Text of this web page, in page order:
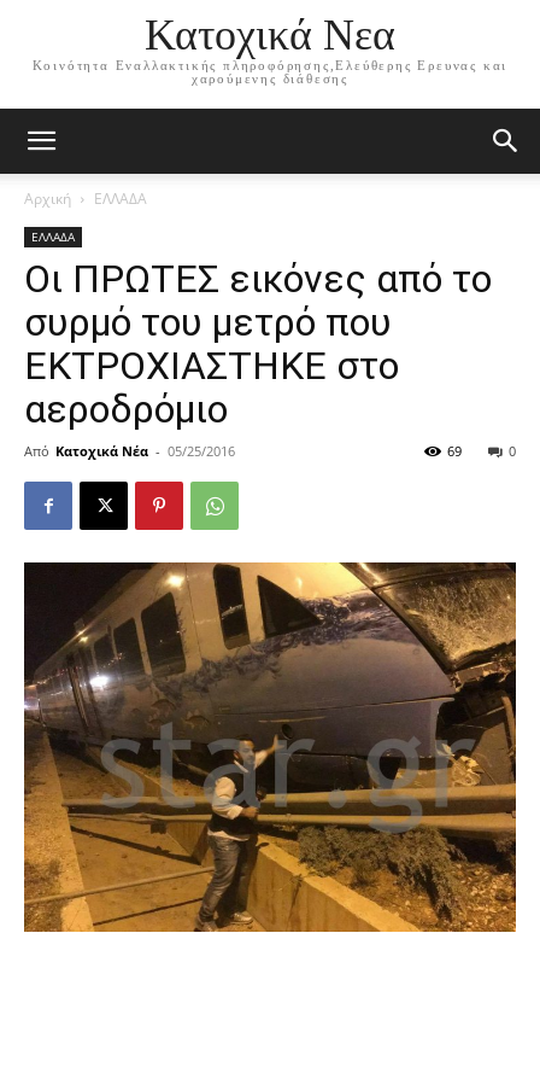
Κατοχικά Νεα
Κοινότητα Εναλλακτικής πληροφόρησης,Ελεύθερης Ερευνας και
χαρούμενης διάθεσης
Αρχική ΕΛΛΑΔΑ
ΕΛΛΑΔΑ
Οι ΠΡΩΤΕΣ εικόνες από το
συρμό του μετρό που
ΕΚΤΡΟΧΙΑΣΤΗΚΕ στο
αεροδρόμιο
Από Κατοχικά Νέα - 05/25/2016 0
69